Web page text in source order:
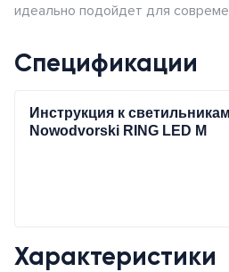
идеально подойдет для
Спецификации
Инструкция к светильникам
Nowodvorski RING LED M
Характеристики
Аксессуары и
Другие
Ревизионные
Монтажные
ABB i-bus
Elko EP RF-
Умная